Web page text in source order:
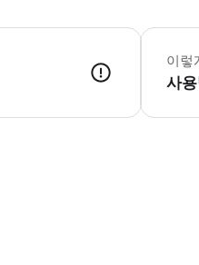
대상 연령
이렇
사